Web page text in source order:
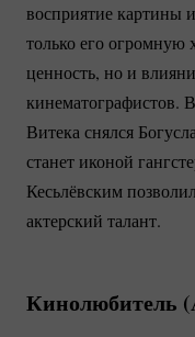
восприятие картины
только его
ценность, но и
кинематографистов.
Витека снялся
станет иконой
Кесьлёвским
актерский талант.
Кинолюбитель